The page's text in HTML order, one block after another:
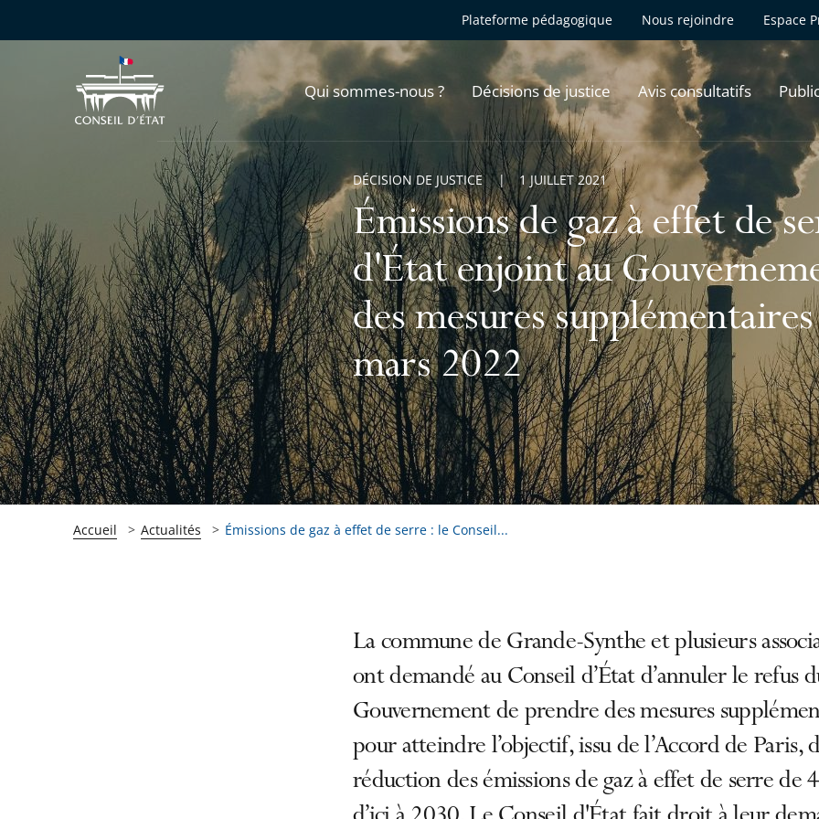
Plateforme pédagogique Nous rejoindre Espace
Qui sommes-nous ? Décisions de justice Avis consultatifs
Émissions de gaz à effet de
d'État enjoint au
des mesures
mars 2022
DÉCISION DE JUSTICE 1 JUILLET 2021
Accueil Actualités Émissions de gaz à effet de serre : le Conseil...
La commune de Grande-Synthe et plusieurs
ont demandé au Conseil d’État d’annuler le refus
Gouvernement de prendre des mesures
pour atteindre l’objectif, issu de l’Accord de Paris,
réduction des émissions de gaz à effet de serre de